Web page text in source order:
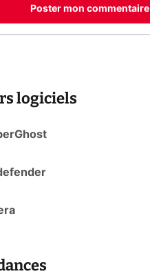
Poster mon commentaire
logiciels